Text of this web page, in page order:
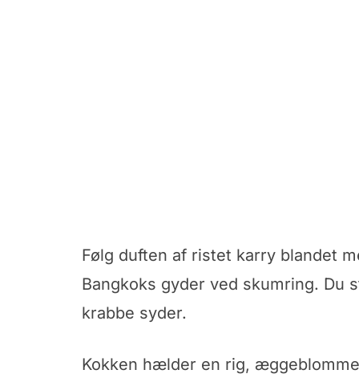
Følg duften af ristet karry blandet
Bangkoks gyder ved skumring. Du
krabbe syder.
Kokken hælder en rig,